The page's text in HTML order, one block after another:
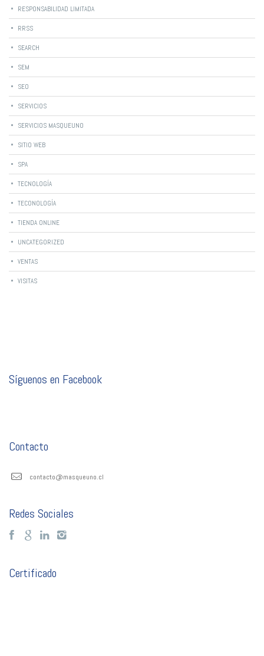
RESPONSABILIDAD LIMITADA
RRSS
SEARCH
SEM
SEO
SERVICIOS
SERVICIOS MASQUEUNO
SITIO WEB
SPA
TECNOLOGÍA
TECONOLOGÍA
TIENDA ONLINE
UNCATEGORIZED
VENTAS
VISITAS
Síguenos en Facebook
Contacto
contacto@masqueuno.cl
Redes Sociales
Certificado